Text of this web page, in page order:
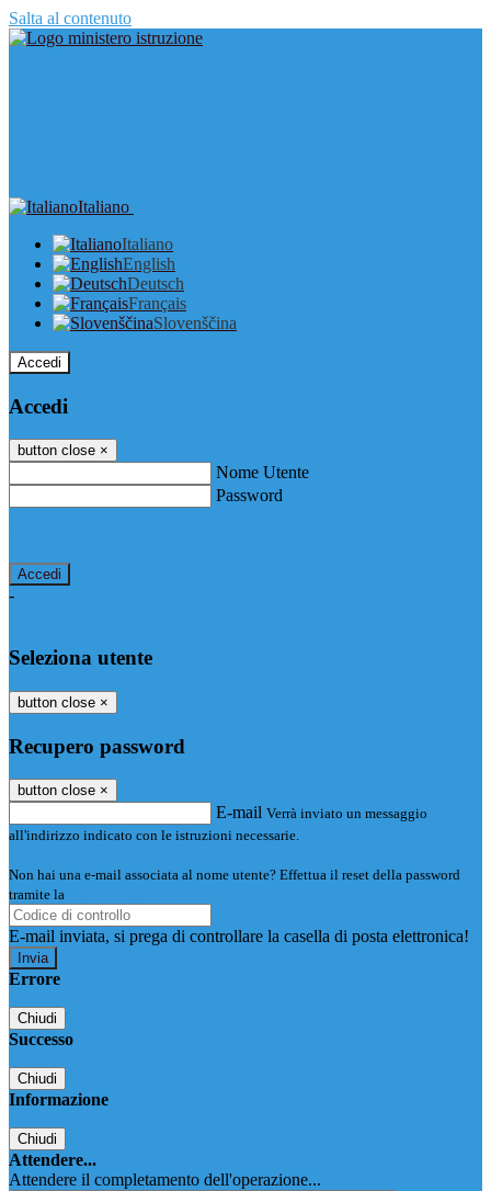
Salta al contenuto
Italiano
Italiano
English
Deutsch
Français
Slovenščina
Accedi
Accedi
button close ×
Nome Utente
Password
-
Seleziona utente
button close ×
Recupero password
button close ×
E-mail Verrà inviato un messaggio
all'indirizzo indicato con le istruzioni necessarie.
Non hai una e-mail associata al nome utente? Effettua il reset della password
tramite la
E-mail inviata, si prega di controllare la casella di posta elettronica!
Errore
Chiudi
Successo
Chiudi
Informazione
Chiudi
Attendere...
Attendere il completamento dell'operazione...